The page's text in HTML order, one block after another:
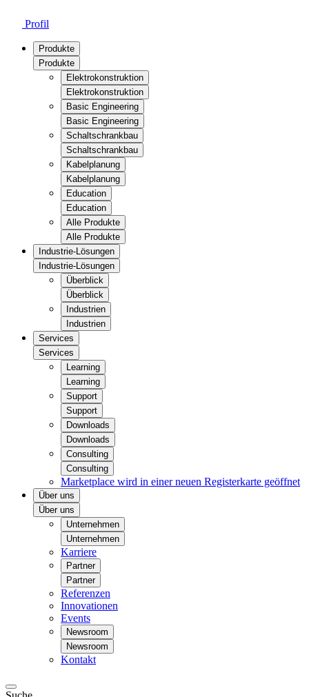
Profil
Produkte
Produkte
Elektrokonstruktion
Elektrokonstruktion
Basic Engineering
Basic Engineering
Schaltschrankbau
Schaltschrankbau
Kabelplanung
Kabelplanung
Education
Education
Alle Produkte
Alle Produkte
Industrie-Lösungen
Industrie-Lösungen
Überblick
Überblick
Industrien
Industrien
Services
Services
Learning
Learning
Support
Support
Downloads
Downloads
Consulting
Consulting
Marketplace wird in einer neuen Registerkarte geöffnet
Über uns
Über uns
Unternehmen
Unternehmen
Karriere
Partner
Partner
Referenzen
Innovationen
Events
Newsroom
Newsroom
Kontakt